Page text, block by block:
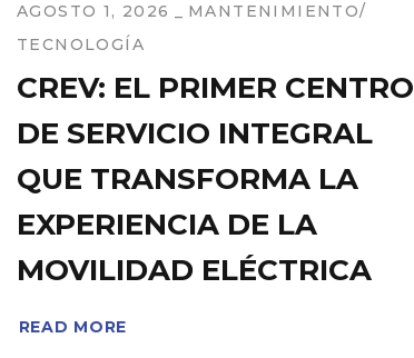
AGOSTO 1, 2026
MANTENIMIENTO
TECNOLOGÍA
CREV: EL PRIMER CENTRO
DE SERVICIO INTEGRAL
QUE TRANSFORMA LA
EXPERIENCIA DE LA
MOVILIDAD ELÉCTRICA
READ MORE